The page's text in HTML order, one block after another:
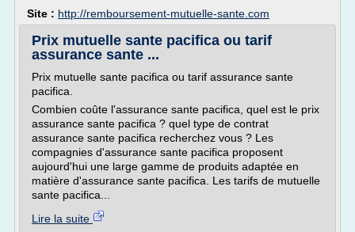
Site : http://remboursement-mutuelle-sante.com
Prix mutuelle sante pacifica ou tarif
assurance sante ...
Prix mutuelle sante pacifica ou tarif assurance sante
pacifica.
Combien coûte l'assurance sante pacifica, quel est le prix
assurance sante pacifica ? quel type de contrat
assurance sante pacifica recherchez vous ? Les
compagnies d'assurance sante pacifica proposent
aujourd'hui une large gamme de produits adaptée en
matière d'assurance sante pacifica. Les tarifs de mutuelle
sante pacifica...
Lire la suite